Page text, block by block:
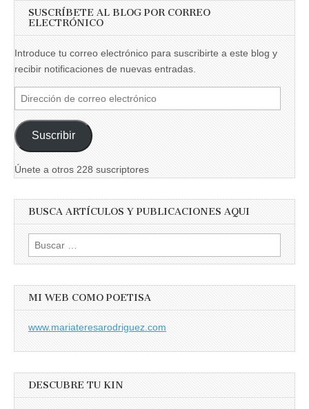
SUSCRÍBETE AL BLOG POR CORREO
ELECTRÓNICO
Introduce tu correo electrónico para suscribirte a este blog y
recibir notificaciones de nuevas entradas.
Dirección
de
correo
electrónico
Suscribir
Únete a otros 228 suscriptores
BUSCA ARTÍCULOS Y PUBLICACIONES AQUI
Buscar:
MI WEB COMO POETISA
www.mariateresarodriguez.com
DESCUBRE TU KIN